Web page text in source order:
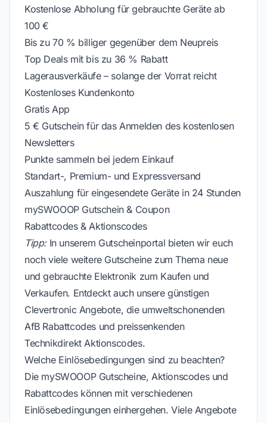
Kostenlose Abholung für gebrauchte Geräte ab
100 €
Bis zu 70 % billiger gegenüber dem Neupreis
Top Deals mit bis zu 36 % Rabatt
Lagerausverkäufe – solange der Vorrat reicht
Kostenloses Kundenkonto
Gratis App
5 € Gutschein für das Anmelden des kostenlosen
Newsletters
Punkte sammeln bei jedem Einkauf
Standart-, Premium- und Expressversand
Auszahlung für eingesendete Geräte in 24 Stunden
mySWOOOP Gutschein & Coupon
Rabattcodes & Aktionscodes
Tipp:In unserem Gutscheinportal bieten wir euch
noch viele weitere Gutscheine zum Thema neue
und gebrauchte Elektronik zum Kaufen und
Verkaufen. Entdeckt auch unsere günstigen
Clevertronic Angebote, die umweltschonenden
AfB Rabattcodes und preissenkenden
Technikdirekt Aktionscodes.
Welche Einlösebedingungen sind zu beachten?
Die mySWOOOP Gutscheine, Aktionscodes und
Rabattcodes können mit verschiedenen
Einlösebedingungen einhergehen. Viele Angebote